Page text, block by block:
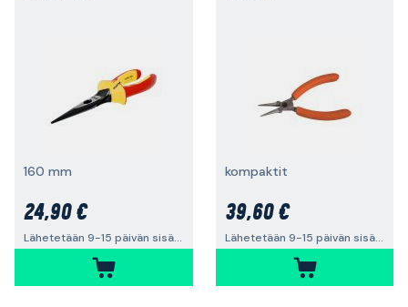
160 mm
24,90 €
Lähetetään 9-15 päivän sisällä
kompaktit
39,60 €
Lähetetään 9-15 päivän sisällä